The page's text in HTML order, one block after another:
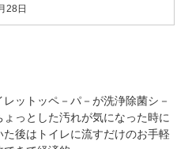
28日
ットッペ－パ－が洗浄除菌シ－
ょっとした汚れが気になった時に
後はトイレに流すだけのお手軽